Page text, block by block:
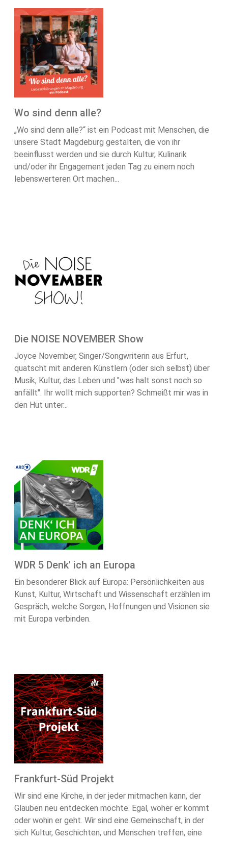
Wo sind denn alle?
„Wo sind denn alle?“ ist ein Podcast mit Menschen, die
unsere Stadt Magdeburg gestalten, die von ihr
beeinflusst werden und sie durch Kultur, Kulinarik
und/oder ihr Engagement jeden Tag zu einem noch
lebenswerteren Ort machen...
Die NOISE NOVEMBER Show
Joyce November, Singer/Songwriterin aus Erfurt,
quatscht mit anderen Künstlern (oder sich selbst) über
Musik, Kultur, das Leben und "was halt sonst noch so
anfällt". Ihr wollt mich supporten? Schmeißt mir was in
den Hut unter...
WDR 5 Denk' ich an Europa
Ein besonderer Blick auf Europa: Persönlichkeiten aus
Kunst, Kultur, Wirtschaft und Wissenschaft erzählen im
Gespräch, welche Sorgen, Hoffnungen und Visionen sie
mit Europa verbinden.
Frankfurt-Süd Projekt
Wir sind eine Kirche, in der jeder mitmachen kann, der
Glauben neu entdecken möchte. Egal, woher er kommt
oder wohin er geht. Wir sind eine Gemeinschaft, in der
sich Kultur, Geschichten, und Menschen treffen, eine